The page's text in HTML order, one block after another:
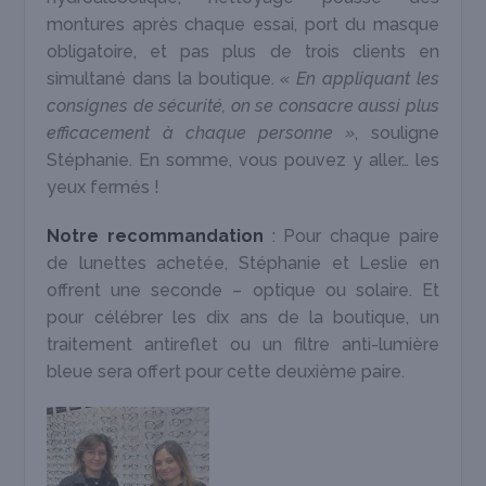
montures après chaque essai, port du masque
obligatoire, et pas plus de trois clients en
simultané dans la boutique. « En appliquant les
consignes de sécurité, on se consacre aussi plus
efficacement à chaque personne », souligne
Stéphanie. En somme, vous pouvez y aller… les
yeux fermés !
Notre recommandation : Pour chaque paire
de lunettes achetée, Stéphanie et Leslie en
offrent une seconde – optique ou solaire. Et
pour célébrer les dix ans de la boutique, un
traitement antireflet ou un filtre anti-lumière
bleue sera offert pour cette deuxième paire.